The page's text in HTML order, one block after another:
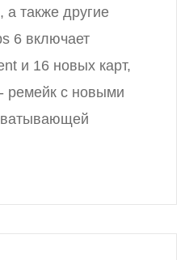
а также другие
6 включает
и 16 новых карт,
ремейк с новыми